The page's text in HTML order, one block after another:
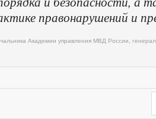
правонарушений и
Академии управления МВД России,